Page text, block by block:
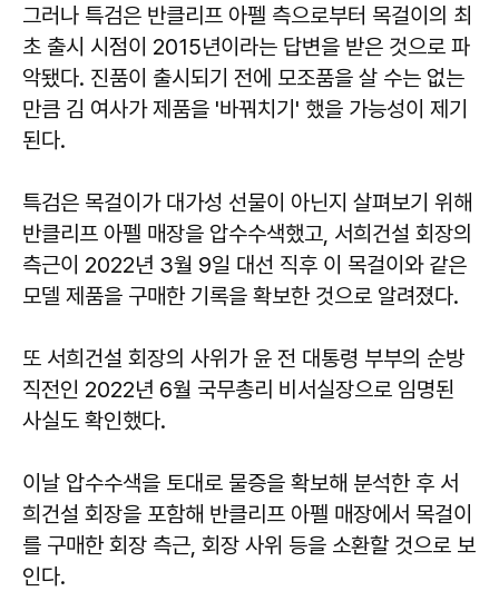
그러나 특검은 반클리프 아펠 측으로부터 목걸이의 최
초 출시 시점이 2015년이라는 답변을 받은 것으로 파
악됐다. 진품이 출시되기 전에 모조품을 살 수는 없는
만큼 김 여사가 제품을 '바꿔치기' 했을 가능성이 제기
된다.
특검은 목걸이가 대가성 선물이 아닌지 살펴보기 위해
반클리프 아펠 매장을 압수수색했고, 서희건설 회장의
측근이 2022년 3월 9일 대선 직후 이 목걸이와 같은
모델 제품을 구매한 기록을 확보한 것으로 알려졌다.
또 서희건설 회장의 사위가 윤 전 대통령 부부의 순방
직전인 2022년 6월 국무총리 비서실장으로 임명된
사실도 확인했다.
이날 압수수색을 토대로 물증을 확보해 분석한 후 서
희건설 회장을 포함해 반클리프 아펠 매장에서 목걸이
를 구매한 회장 측근, 회장 사위 등을 소환할 것으로 보
인다.